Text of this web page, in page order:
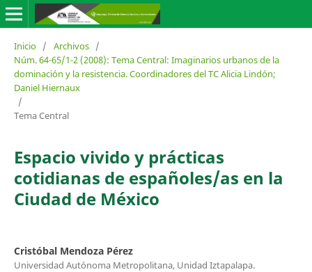
Inicio / Archivos /
Núm. 64-65/1-2 (2008): Tema Central: Imaginarios urbanos de la
dominación y la resistencia. Coordinadores del TC Alicia Lindón;
Daniel Hiernaux
/
Tema Central
Espacio vivido y prácticas
cotidianas de españoles/as en la
Ciudad de México
Cristóbal Mendoza Pérez
Universidad Autónoma Metropolitana, Unidad Iztapalapa.